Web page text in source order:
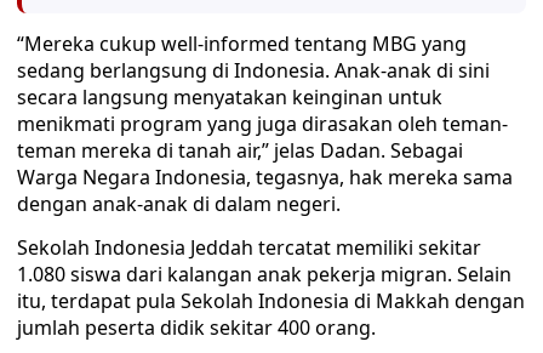
“Mereka cukup well-informed tentang MBG yang
sedang berlangsung di Indonesia. Anak-anak di sini
secara langsung menyatakan keinginan untuk
menikmati program yang juga dirasakan oleh teman-
teman mereka di tanah air,” jelas Dadan. Sebagai
Warga Negara Indonesia, tegasnya, hak mereka sama
dengan anak-anak di dalam negeri.
Sekolah Indonesia Jeddah tercatat memiliki sekitar
1.080 siswa dari kalangan anak pekerja migran. Selain
itu, terdapat pula Sekolah Indonesia di Makkah dengan
jumlah peserta didik sekitar 400 orang.